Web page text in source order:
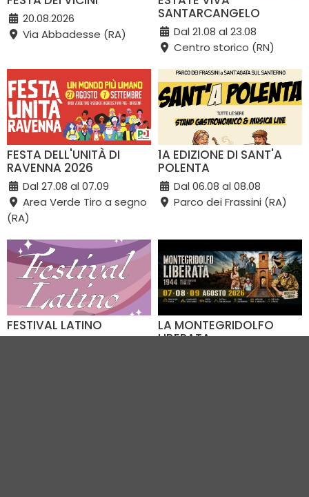
20.08.2026
Via Abbadesse (RA)
SANTARCANGELO
Dal 21.08 al 23.08
Centro storico (RN)
FESTA DELL'UNITÀ DI
RAVENNA 2026
Dal 27.08 al 07.09
Area Verde Tiro a segno
(RA)
1A EDIZIONE DI SANT'A
POLENTA
Dal 06.08 al 08.08
Parco dei Frassini (RA)
FESTIVAL LATINO LA MONTEGRIDOLFO
LIBERATA